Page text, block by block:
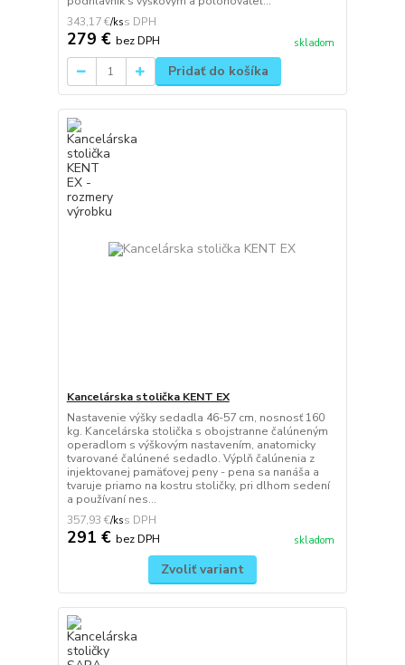
343,17 €/ks
279 € bez DPH skladom
Pridať do košíka
Kancelárska stolička KENT EX
Nastavenie výšky sedadla 46-57 cm, nosnosť 160
kg. Kancelárska stolička s obojstranne čalúneným
operadlom s výškovým nastavením, anatomicky
tvarované čalúnené sedadlo. Výplň čalúnenia z
injektovanej pamäťovej peny - pena sa nanáša a
tvaruje priamo na kostru stoličky, pri dlhom sedení
a používaní nes...
357,93 €/ks
291 € bez DPH skladom
Zvoliť variant